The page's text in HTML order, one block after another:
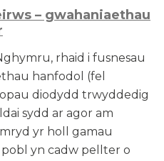
– gwahaniaethau
rhaid i fusnesau
hanfodol (fel
diodydd trwyddedig
sydd ar agor am
yr holl gamau
yn cadw pellter o